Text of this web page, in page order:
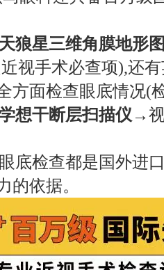
天狼星三维角膜地形
视手术必查项),还
方面检查眼底情况(
想干断层扫描仪 →
底检查都是国外进
的依据。